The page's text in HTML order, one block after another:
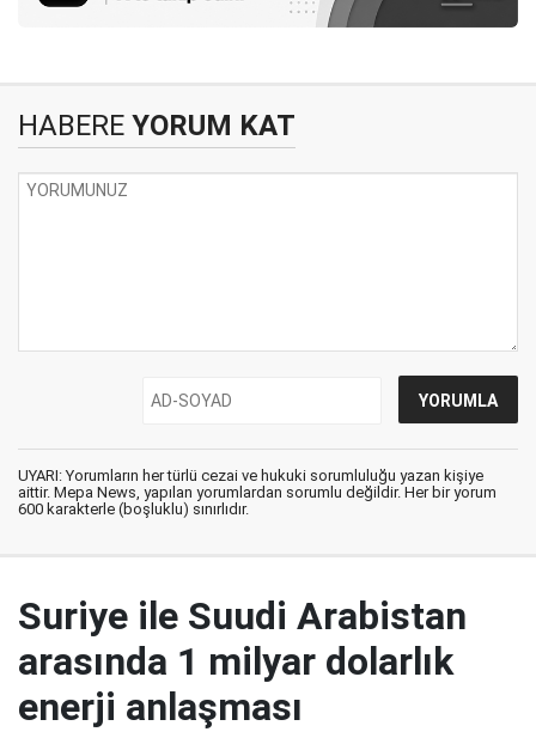
HABERE YORUM KAT
UYARI: Yorumların her türlü cezai ve hukuki sorumluluğu yazan kişiye
aittir. Mepa News, yapılan yorumlardan sorumlu değildir. Her bir yorum
600 karakterle (boşluklu) sınırlıdır.
Suriye ile Suudi Arabistan
arasında 1 milyar dolarlık
enerji anlaşması